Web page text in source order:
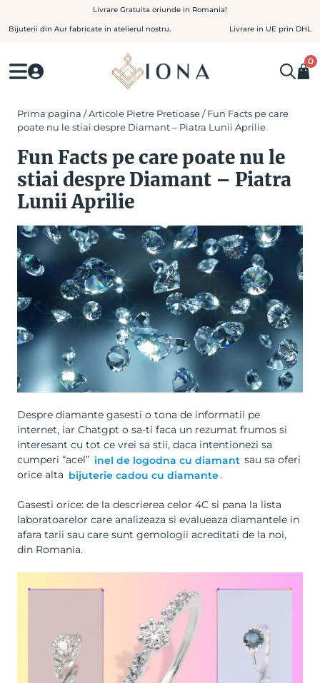
to
Livrare Gratuita oriunde in Romania!
Bijuterii din Aur fabricate in atelierul nostru. Livrare in UE prin DHL
0
Prima pagina /Articole Pietre Pretioase/ Fun Facts pe care
poate nu le stiai despre Diamant – Piatra Lunii Aprilie
Fun Facts pe care poate nu le
stiai despre Diamant – Piatra
Lunii Aprilie
Despre diamante gasesti o tona de informatii pe
internet, iar Chatgpt o sa-ti faca un rezumat frumos si
interesant cu tot ce vrei sa stii, daca intentionezi sa
cumperi “acel” inel de logodna cu diamant sau sa oferi
orice alta bijuterie cadou cu diamante.
Gasesti orice: de la descrierea celor 4C si pana la lista
laboratoarelor care analizeaza si evalueaza diamantele in
afara tarii sau care sunt gemologii acreditati de la noi,
din Romania.